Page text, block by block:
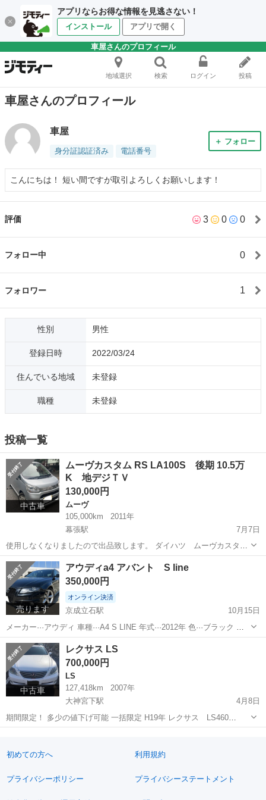
アプリならお得な情報を見逃さない！
インストール アプリで開く
車屋さんのプロフィール
地域選択 検索 ログイン 投稿
車屋さんのプロフィール
車屋
身分証認証済み 電話番号
＋ フォロー
こんにちは！ 短い間ですが取引よろしくお願いします！
評価 3 0 0
フォロー中 0
フォロワー 1
性別 男性
登録日時 2022/03/24
住んでいる地域 未登録
職種 未登録
投稿一覧
中古車
ムーヴカスタム RS LA100S 後期 10.5万
K 地デジＴＶ
130,000円
ムーヴ
105,000km
2011年
幕張駅
7月7日
使用しなくなりましたので出品致します。 ダイハツ ムーヴカスタム
RS LA100S 後期 10.5万K 検R8年8月(車検通す場合は別途実費) カ
スタムRS ターボ CVTオートマ 2WD エアロ リアスポイラ...
千葉 千葉市 幕張駅 ムーヴカスタム
売ります
アウディa4 アバント S line
350,000円
オンライン決済
京成立石駅
10月15日
メーカー···アウディ 車種···A4 S LINE 年式···2012年 色···ブラック 走
行距離···119000km 修復歴···修復歴なし ボディタイプ···ステーション
ワゴン 車検有効期限 年···2027 月...
東京 葛飾区 京成立石駅
中古車
レクサス LS
700,000円
LS
127,418km
2007年
大神宮下駅
4月8日
期間限定！ 多少の値下げ可能 一括限定 H19年 レクサス LS460
127.418キロ 車検2年付き 黒革シート(エアーシート) サンルーフ マー
初めての方へ 利用規約
プライバシーポリシー プライバシーステートメント